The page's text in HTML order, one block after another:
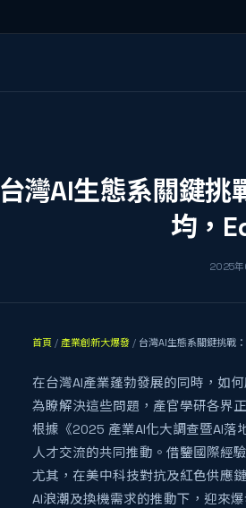
台灣AI生態系關鍵
均，
2025年
首頁 / 產業創新大爆發 / 台灣AI生態系關鍵挑戰
在台灣AI產業蓬勃發展的同時，如
為瞭解決這些問題，產官學研各界
根據《2025 產業AI化大調查暨AI落
人才交流的共同推動。借鑒國際經
尤其，在美中科技對抗及紅色供應
AI浪潮及換機需求的推動下，迎來爆